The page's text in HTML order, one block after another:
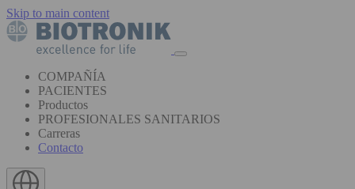
Skip to main content
COMPAÑÍA
PACIENTES
Productos
PROFESIONALES SANITARIOS
Carreras
Contacto